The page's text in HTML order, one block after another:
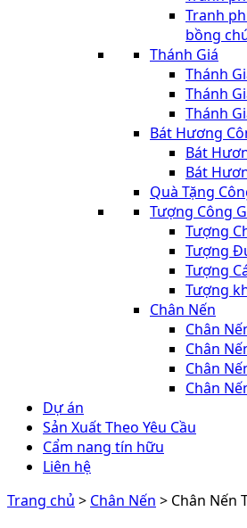
Tranh
bồng
Thánh Giá
Thánh
Thánh
Thánh
Bát Hương
Bát
Bát
Quà Tặng
Tượng Công
Tượng
Tượng
Tượng
Tượng
Chân Nến
Chân
Chân
Chân
Chân
Dự án
Sản Xuất Theo Yêu Cầu
Cẩm nang tín hữu
Liên hệ
Trang chủ > Chân Nến > Chân Nến